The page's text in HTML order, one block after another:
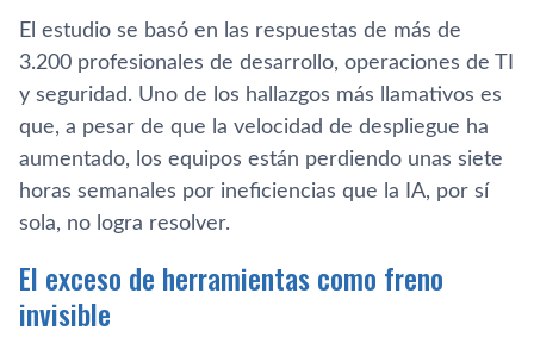
El estudio se basó en las respuestas de más de
3.200 profesionales de desarrollo, operaciones de TI
y seguridad. Uno de los hallazgos más llamativos es
que, a pesar de que la velocidad de despliegue ha
aumentado, los equipos están perdiendo unas siete
horas semanales por ineficiencias que la IA, por sí
sola, no logra resolver.
El exceso de herramientas como freno
invisible